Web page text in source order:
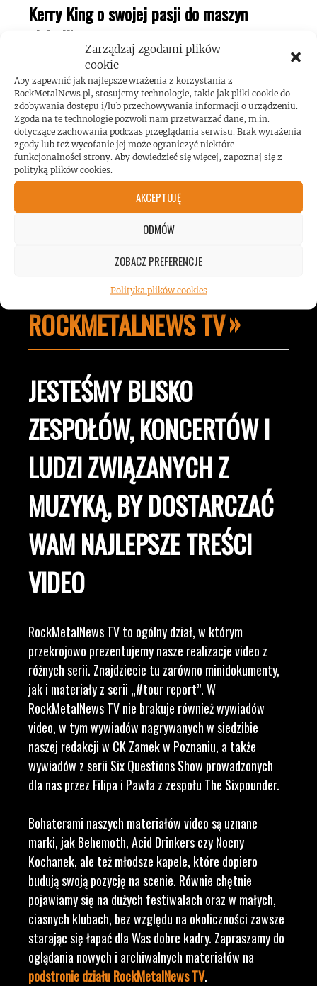
Zarządzaj zgodami plików
cookie
Aby zapewnić jak najlepsze wrażenia z korzystania z
RockMetalNews.pl, stosujemy technologie, takie jak pliki cookie do
zdobywania dostępu i/lub przechowywania informacji o urządzeniu.
Zgoda na te technologie pozwoli nam przetwarzać dane, m.in.
dotyczące zachowania podczas przeglądania serwisu. Brak wyrażenia
zgody lub też wycofanie jej może ograniczyć niektóre
funkcjonalności strony. Aby dowiedzieć się więcej, zapoznaj się z
polityką plików cookies.
AKCEPTUJĘ
ODMÓW
ZOBACZ PREFERENCJE
Polityka plików cookies
Kerry King o swojej pasji do maszyn
pinball!
Koncert AC/DC przekroczył poziom
hałasu!
ROCKMETALNEWS TV
JESTEŚMY BLISKO
ZESPOŁÓW, KONCERTÓW I
LUDZI ZWIĄZANYCH Z
MUZYKĄ, BY DOSTARCZAĆ
WAM NAJLEPSZE TREŚCI
VIDEO
RockMetalNews TV to ogólny dział, w którym
przekrojowo prezentujemy nasze realizacje video z
różnych serii. Znajdziecie tu zarówno minidokumenty,
jak i materiały z serii „#tour report”. W
RockMetalNews TV nie brakuje również wywiadów
video, w tym wywiadów nagrywanych w siedzibie
naszej redakcji w CK Zamek w Poznaniu, a także
wywiadów z serii Six Questions Show prowadzonych
dla nas przez Filipa i Pawła z zespołu The Sixpounder.
Bohaterami naszych materiałów video są uznane
marki, jak Behemoth, Acid Drinkers czy Nocny
Kochanek, ale też młodsze kapele, które dopiero
budują swoją pozycję na scenie. Równie chętnie
pojawiamy się na dużych festiwalach oraz w małych,
ciasnych klubach, bez względu na okoliczności zawsze
starając się łapać dla Was dobre kadry. Zapraszamy do
oglądania nowych i archiwalnych materiałów na
podstronie działu RockMetalNews TV.